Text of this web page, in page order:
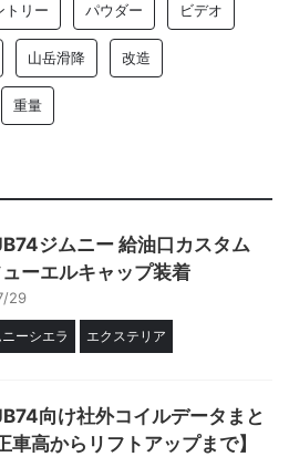
トリー パウダー ビデオ
山岳滑降 改造
重量
ジムニー 給油口カスタム
ーエルキャップ装着
29
ーシエラ エクステリア
向け社外コイルデータまと
車高からリフトアップまで】